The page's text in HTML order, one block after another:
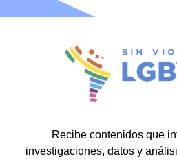
Recibe contenidos que
investigaciones, datos y